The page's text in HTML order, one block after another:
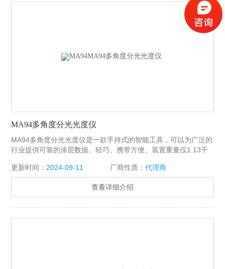
MA94多角度分光光度仪
MA94多角度分光光度仪是一款手持式的智能工具，可以为广泛的
行业提供可靠的涂层数据。轻巧、携带方便。装置重量仅1.13千
压力传感器，MA94在有弹性的表面或曲面上能够持续准确读取数
据。
更新时间： 2024-09-11 厂商性质： 代理商
查看详细介绍